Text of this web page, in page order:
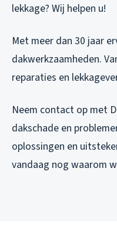
lekkage? Wij helpen u!
Met meer dan 30 jaar
dakwerkzaamheden.
reparaties en
Neem contact op met
dakschade en
oplossingen en
vandaag nog waarom